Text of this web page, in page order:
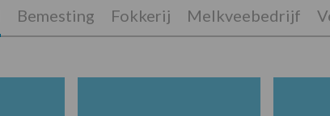
Bemesting Fokkerij Melkveebedrijf